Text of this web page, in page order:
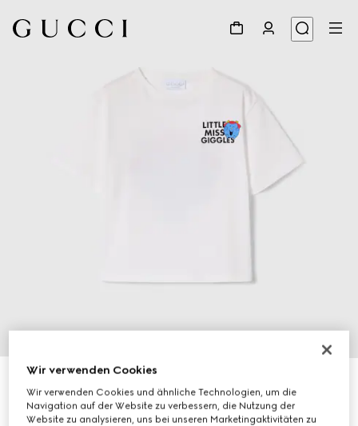
Kinder-T-Shirt aus Baumwolle mit Prints
CHF 210
Variantenweiß
Wir verwenden Cookies
Wir verwenden Cookies und ähnliche Technologien, um die
Navigation auf der Website zu verbessern, die Nutzung der
Website zu analysieren, uns bei unseren Marketingaktivitäten zu